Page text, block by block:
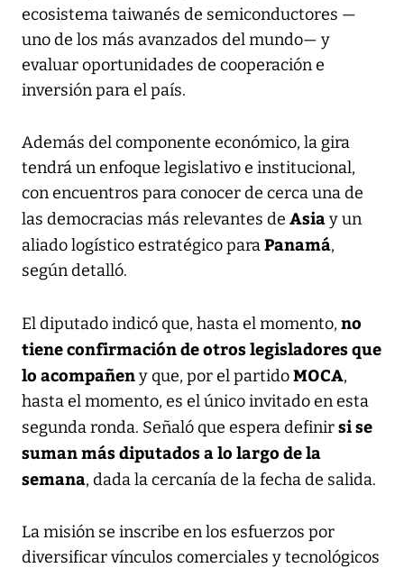
ecosistema taiwanés de semiconductores —
uno de los más avanzados del mundo— y
evaluar oportunidades de cooperación e
inversión para el país.
Además del componente económico, la gira
tendrá un enfoque legislativo e institucional,
con encuentros para conocer de cerca una de
las democracias más relevantes de Asiay un
aliado logístico estratégico paraPanamá,
según detalló.
El diputado indicó que, hasta el momento, no
tiene confirmación de otros legisladores que
lo acompañeny que, por el partidoMOCA,
hasta el momento, es el único invitado en esta
segunda ronda. Señaló que espera definirsi se
suman más diputados a lo largo de la
semana, dada la cercanía de la fecha de salida.
La misión se inscribe en los esfuerzos por
diversificar vínculos comerciales y tecnológicos